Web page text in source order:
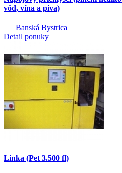
vôd, vína a piva)
Banská Bystrica
Detail ponuky
Linka (Pet 3.500 fl)